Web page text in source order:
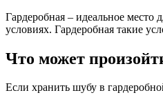
Гардеробная – идеальное
условиях. Гардеробная такие
Что может
Если хранить шубу в